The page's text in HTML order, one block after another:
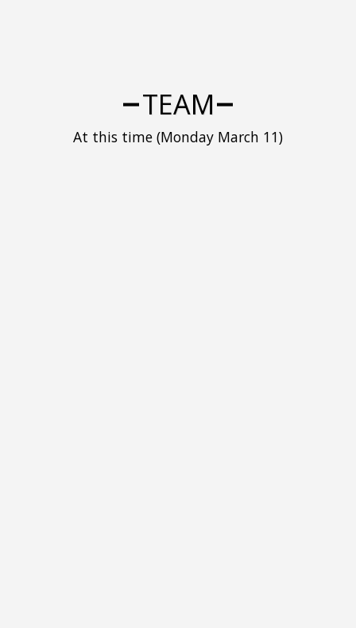
TEAM
At this time (Monday March 11)